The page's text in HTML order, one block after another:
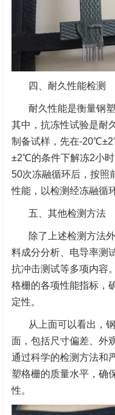
四、耐久性能检测
耐久性能是衡量钢
其中，抗冻性试验是耐
制备试样，先在-
±2℃的条件下解冻2小
50次冻融循环后，按照
性能，以检测经冻融循
五、其他检测方法
除了上述检测方法
料成分分析、电导率测
抗冲击测试等多项内容
格栅的各项性能指标，
定性。
从上面可以看出，
面，包括尺寸偏差、外
通过科学的检测方法和
塑格栅的质量水平，确
性。